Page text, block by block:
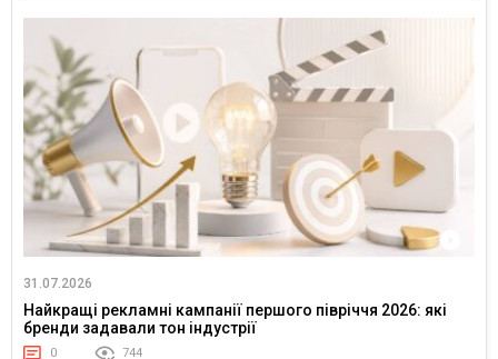
31.07.2026
Найкращі рекламні кампанії першого півріччя 2026: які
бренди задавали тон індустрії
0 744